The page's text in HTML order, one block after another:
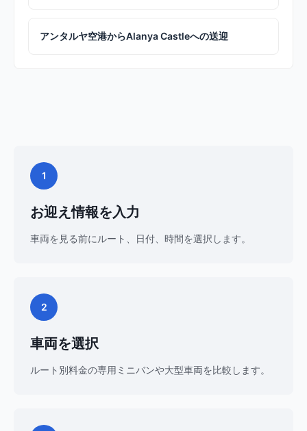
アンタルヤ空港からAlanya Castleへの送迎
1
お迎え情報を入力
車両を見る前にルート、日付、時間を選択します。
2
車両を選択
ルート別料金の専用ミニバンや大型車両を比較します。